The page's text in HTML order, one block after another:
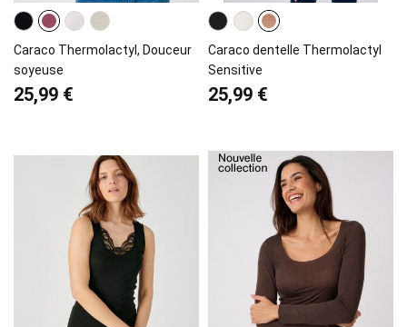
Caraco Thermolactyl, Douceur
soyeuse
25,99 €
Caraco dentelle Thermolactyl
Sensitive
25,99 €